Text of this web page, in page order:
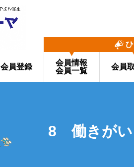
会員登録
会員情報
会員一覧
会員
8 働きがい